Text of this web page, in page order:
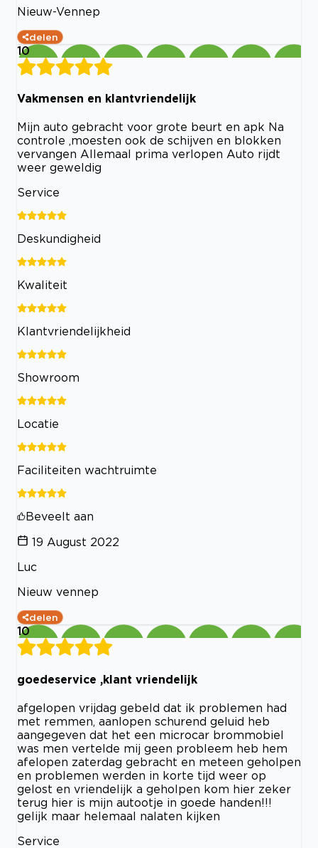
Nieuw-Vennep
delen
10
Vakmensen en klantvriendelijk
Mijn auto gebracht voor grote beurt en apk Na
controle ,moesten ook de schijven en blokken
vervangen Allemaal prima verlopen Auto rijdt
weer geweldig
Service
Deskundigheid
Kwaliteit
Klantvriendelijkheid
Showroom
Locatie
Faciliteiten wachtruimte
Beveelt aan
19 August 2022
Luc
Nieuw vennep
delen
10
goedeservice ,klant vriendelijk
afgelopen vrijdag gebeld dat ik problemen had
met remmen, aanlopen schurend geluid heb
aangegeven dat het een microcar brommobiel
was men vertelde mij geen probleem heb hem
afelopen zaterdag gebracht en meteen geholpen
en problemen werden in korte tijd weer op
gelost en vriendelijk a geholpen kom hier zeker
terug hier is mijn autootje in goede handen!!!
gelijk maar helemaal nalaten kijken
Service